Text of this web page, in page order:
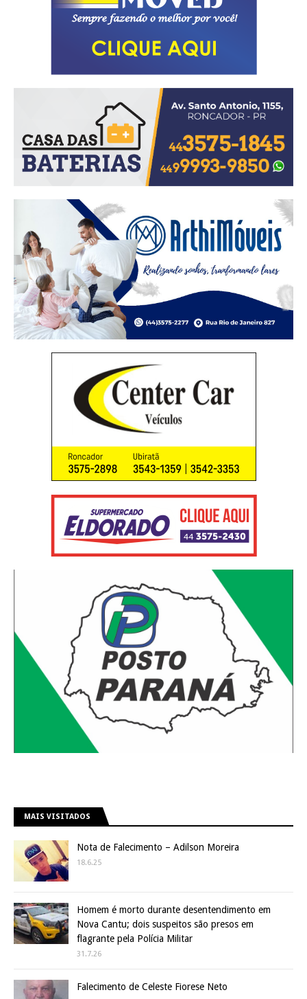
MAIS VISITADOS
Nota de Falecimento – Adilson Moreira
18.6.25
Homem é morto durante desentendimento em
Nova Cantu; dois suspeitos são presos em
flagrante pela Polícia Militar
31.7.26
Falecimento de Celeste Fiorese Neto